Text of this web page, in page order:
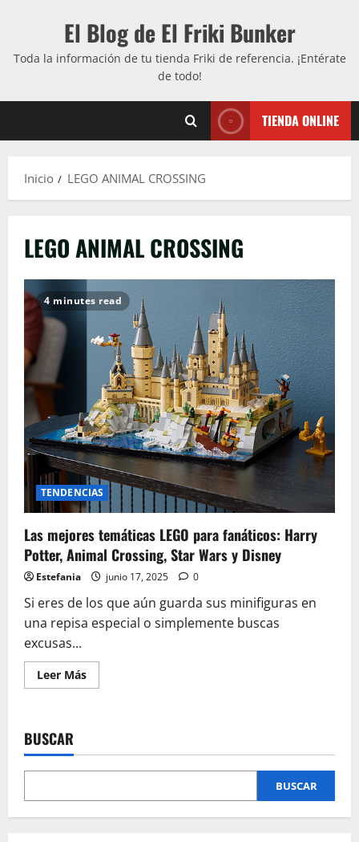
El Blog de El Friki Bunker
Toda la información de tu tienda Friki de referencia. ¡Entérate
de todo!
TIENDA ONLINE
Inicio LEGO ANIMAL CROSSING
LEGO ANIMAL CROSSING
4 minutes read
TENDENCIAS
Las mejores temáticas LEGO para fanáticos: Harry
Potter, Animal Crossing, Star Wars y Disney
Estefania junio 17, 2025 0
Si eres de los que aún guarda sus minifiguras en
una repisa especial o simplemente buscas
excusas...
Leer MásLeer
más
LEGO
fanáticos:
Potter,
Crossing,
BUSCAR
BUSCAR